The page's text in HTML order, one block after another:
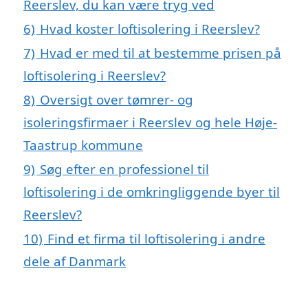
Reerslev, du kan være tryg ved
6) Hvad koster loftisolering i Reerslev?
7) Hvad er med til at bestemme prisen på
loftisolering i Reerslev?
8) Oversigt over tømrer- og
isoleringsfirmaer i Reerslev og hele Høje-
Taastrup kommune
9) Søg efter en professionel til
loftisolering i de omkringliggende byer til
Reerslev?
10) Find et firma til loftisolering i andre
dele af Danmark